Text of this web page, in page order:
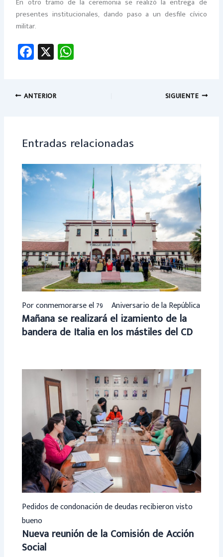
presentes institucionales, dando paso a un desfile cívico
militar.
Fa
ce
o
X
ANTERIOR SIGUIENTE
Entradas relacionadas
Por conmemorarse el 79º Aniversario de la República
Mañana se realizará el izamiento de la
bandera de Italia en los mástiles del CD
Pedidos de condonación de deudas recibieron visto
bueno
Nueva reunión de la Comisión de Acción
Social